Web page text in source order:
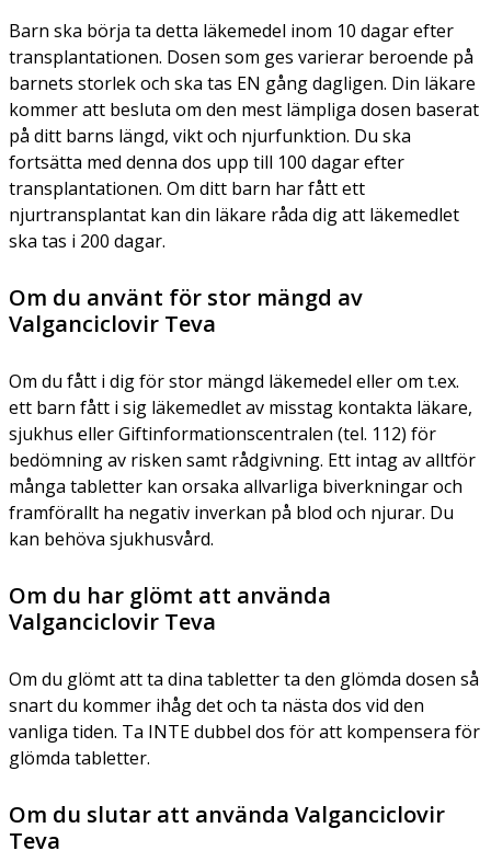
Barn ska börja ta detta läkemedel inom 10 dagar efter
transplantationen. Dosen som ges varierar beroende på
barnets storlek och ska tas EN gång dagligen. Din läkare
kommer att besluta om den mest lämpliga dosen baserat
på ditt barns längd, vikt och njurfunktion. Du ska
fortsätta med denna dos upp till 100 dagar efter
transplantationen. Om ditt barn har fått ett
njurtransplantat kan din läkare råda dig att läkemedlet
ska tas i 200 dagar.
Om du använt för stor mängd av
Valganciclovir Teva
Om du fått i dig för stor mängd läkemedel eller om t.ex.
ett barn fått i sig läkemedlet av misstag kontakta läkare,
sjukhus eller Giftinformationscentralen (tel. 112) för
bedömning av risken samt rådgivning. Ett intag av alltför
många tabletter kan orsaka allvarliga biverkningar och
framförallt ha negativ inverkan på blod och njurar. Du
kan behöva sjukhusvård.
Om du har glömt att använda
Valganciclovir Teva
Om du glömt att ta dina tabletter ta den glömda dosen så
snart du kommer ihåg det och ta nästa dos vid den
vanliga tiden. Ta INTE dubbel dos för att kompensera för
glömda tabletter.
Om du slutar att använda Valganciclovir
Teva